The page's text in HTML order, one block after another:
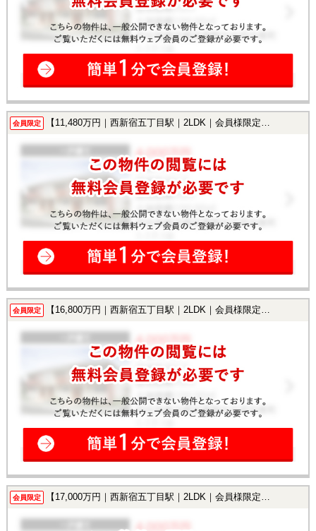
会員限定 【11,480万円｜西新宿五丁目駅｜2LDK｜会員様限定で公開中！】
会員限定 【16,800万円｜西新宿五丁目駅｜2LDK｜会員様限定で公開中！】
会員限定 【17,000万円｜西新宿五丁目駅｜2LDK｜会員様限定で公開中！】